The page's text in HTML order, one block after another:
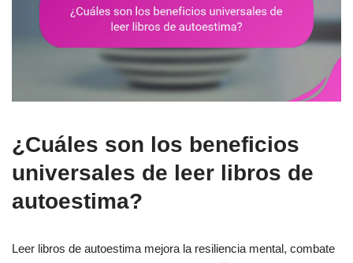
¿Cuáles son los beneficios
universales de leer libros de
autoestima?
Leer libros de autoestima mejora la resiliencia mental, combate